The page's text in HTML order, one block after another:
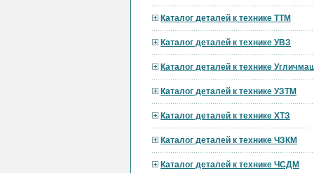
Каталог деталей к технике ТТМ
Каталог деталей к технике УВЗ
Каталог деталей к технике
Каталог деталей к технике УЗТМ
Каталог деталей к технике ХТЗ
Каталог деталей к технике ЧЗКМ
Каталог деталей к технике ЧСДМ